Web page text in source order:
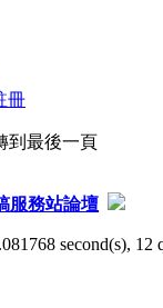
冊
到最後一頁
服務站論壇
second(s), 12